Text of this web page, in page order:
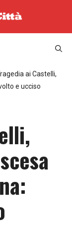
ai Castelli,
e ucciso